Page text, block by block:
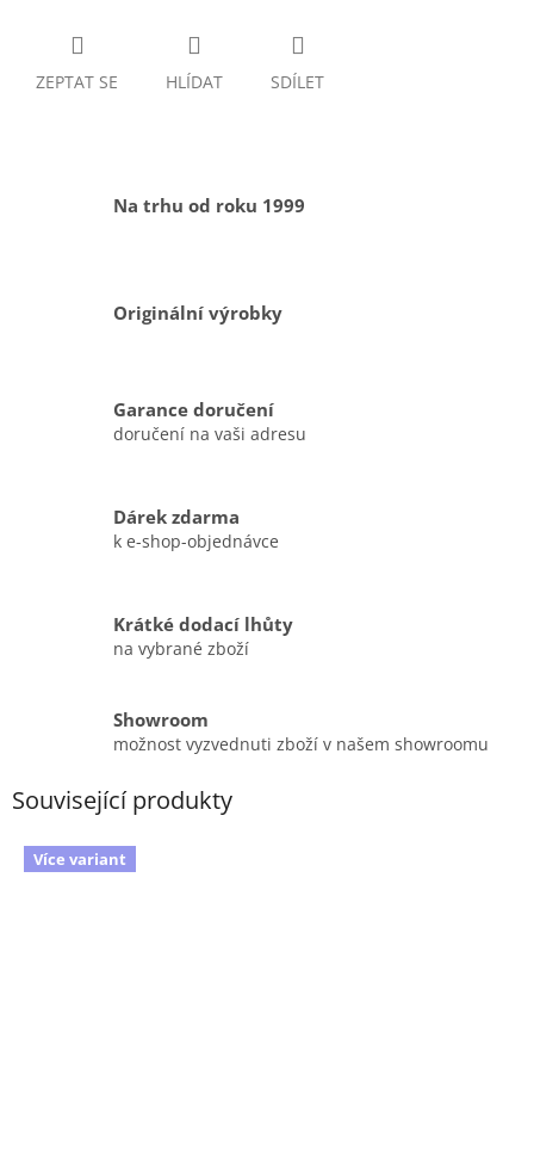
ZEPTAT SE HLÍDAT SDÍLET
Na trhu od roku 1999
Originální výrobky
Garance doručení
doručení na vaši adresu
Dárek zdarma
k e-shop-objednávce
Krátké dodací lhůty
na vybrané zboží
Showroom
možnost vyzvednuti zboží v našem showroomu
Související produkty
Více variant